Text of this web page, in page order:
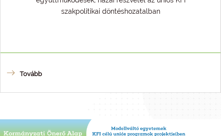
szakpolitikai döntéshozatalban
Tovább